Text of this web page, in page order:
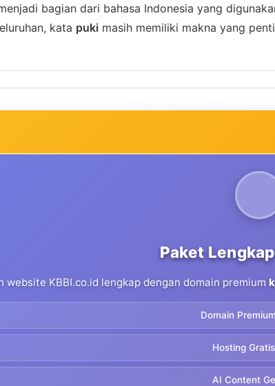
bagian dari bahasa Indonesia yang
kata puki masih memiliki makna yang
Paket
website KBBI.co.id lengkap dengan domain premium
Domain
Hosting
AI Content